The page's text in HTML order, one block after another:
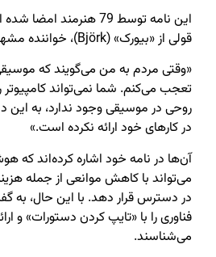
این نامه توسط 79
قولی از «بیورک» (Björk)، خواننده مشهور ایسلندی آمده است:
«وقتی مردم به من می‌گویند که
تعجب می‌کنم. شما نمی‌تواند کامپیوتر
روحی در موسیقی وجود ندارد، به
در کارهای خود ارائه نکرده است.»
آن‌ها در نامه خود اشاره کرده‌اند
می‌تواند با کاهش موانعی از جمله
در دسترس قرار دهد. با این حال، به
فناوری را با «تایپ کردن دستورات» و
می‌شناسند.